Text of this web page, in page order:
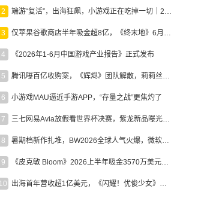
2 端游“复活”，出海狂飙，小游戏正在吃掉一切｜2026上半年产业报告
3 仅苹果谷歌商店半年吸金超8亿，《终末地》6月份收入显著回暖
4 《2026年1-6月中国游戏产业报告》正式发布
5 腾讯曝百亿收购案，《辉烬》团队解散，莉莉丝新作曝光｜陀螺周报
6 小游戏MAU逼近手游APP，“存量之战”更焦灼了
7 三七网易Avia放假看世界杯决赛，紫龙新品曝光，米哈游新作上线 | 陀螺周报
8 暑期档新作扎堆，BW2026全球人气火爆，微软XBOX大裁员|陀螺周报
9 《皮克敏 Bloom》2026上半年吸金3570万美元，中国台湾成最大市场
10 出海首年营收超1亿美元，《闪耀！优俊少女》美国市场占比达七成